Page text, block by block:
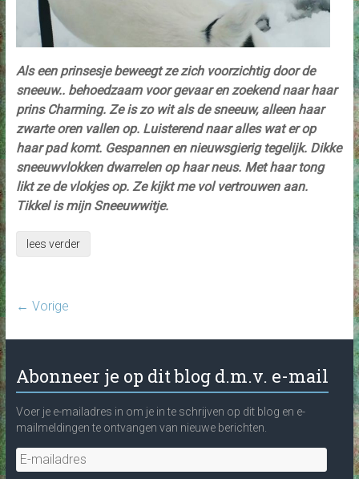
Als een prinsesje beweegt ze zich voorzichtig door de
sneeuw.. behoedzaam voor gevaar en zoekend naar haar
prins Charming. Ze is zo wit als de sneeuw, alleen haar
zwarte oren vallen op. Luisterend naar alles wat er op
haar pad komt. Gespannen en nieuwsgierig tegelijk. Dikke
sneeuwvlokken dwarrelen op haar neus. Met haar tong
likt ze de vlokjes op. Ze kijkt me vol vertrouwen aan.
Tikkel is mijn Sneeuwwitje.
lees verder
← Vorige
Abonneer je op dit blog d.m.v. e-mail
Voer je e-mailadres in om je in te schrijven op dit blog en e-
mailmeldingen te ontvangen van nieuwe berichten.
E-
mailadres